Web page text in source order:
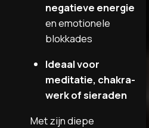
negatieve energie
en emotionele
blokkades
Ideaal voor
meditatie, chakra-
werk of sieraden
Met zijn diepe